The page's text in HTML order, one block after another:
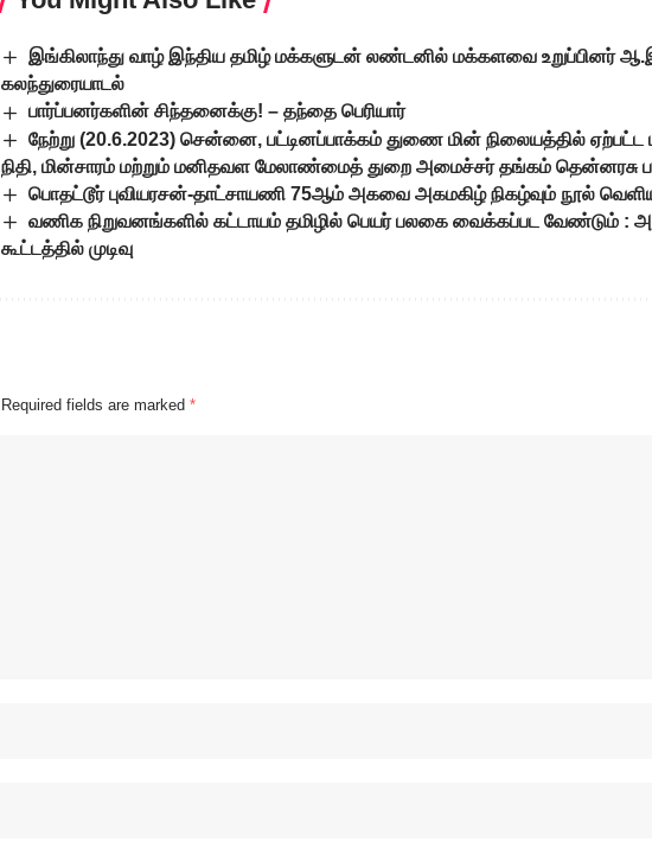
இங்கிலாந்து வாழ் இந்திய தமிழ் மக்களுடன் லண்டனில் மக்களவை உறுப்பினர்
கலந்துரையாடல்
பார்ப்பனர்களின் சிந்தனைக்கு! – தந்தை பெரியார்
நேற்று (20.6.2023) சென்னை, பட்டினப்பாக்கம் துணை மின் நிலையத்தில் ஏற்பட்ட
நிதி, மின்சாரம் மற்றும் மனிதவள மேலாண்மைத் துறை அமைச்சர் தங்கம் தென்னரசு
பொதட்டூர் புவியரசன்-தாட்சாயணி 75ஆம் அகவை அகமகிழ் நிகழ்வும் நூல்
வணிக நிறுவனங்களில் கட்டாயம் தமிழில் பெயர் பலகை வைக்கப்பட
கூட்டத்தில் முடிவு
Required fields are marked *